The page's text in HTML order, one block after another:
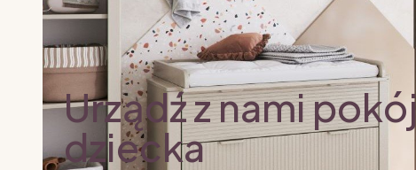
Urządź z nami pokój
dziecka